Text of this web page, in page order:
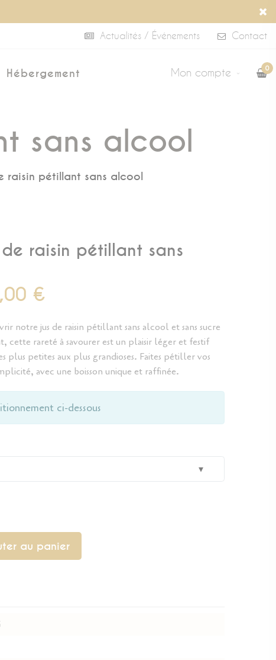
Actualités / Événements Contact
Hébergement Mon compte 0
sans alcool
raisin pétillant sans alcool
de raisin pétillant sans
€
notre jus de raisin pétillant sans alcool et sans sucre
cette rareté à savourer est un plaisir léger et festif
plus petites aux plus grandioses. Faites pétiller vos
avec une boisson unique et raffinée.
ci-dessous
au panier